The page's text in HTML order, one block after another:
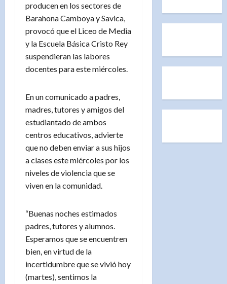
producen en los sectores de
Barahona Camboya y Savica,
provocó que el Liceo de Media
y la Escuela Básica Cristo Rey
suspendieran las labores
docentes para este miércoles.
En un comunicado a padres,
madres, tutores y amigos del
estudiantado de ambos
centros educativos, advierte
que no deben enviar a sus hijos
a clases este miércoles por los
niveles de violencia que se
viven en la comunidad.
“Buenas noches estimados
padres, tutores y alumnos.
Esperamos que se encuentren
bien, en virtud de la
incertidumbre que se vivió hoy
(martes), sentimos la